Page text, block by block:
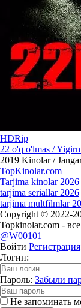
HDRip
22 o'q o'lmas /
2019 Kinolar /
TopKinolar.com
Tarjima kinolar 2026
tarjima seriallar 2026
tarjima multfilmlar
Copyright © 2022-
Topkinolar.com -
@W00101
Войти Регистрация
Логин:
Пароль: Забыли
Не запоминать